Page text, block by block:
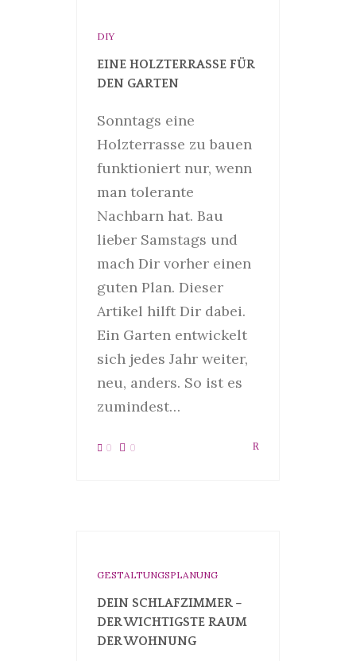
DIY
EINE HOLZTERRASSE FÜR
DEN GARTEN
Sonntags eine
Holzterrasse zu bauen
funktioniert nur, wenn
man tolerante
Nachbarn hat. Bau
lieber Samstags und
mach Dir vorher einen
guten Plan. Dieser
Artikel hilft Dir dabei.
Ein Garten entwickelt
sich jedes Jahr weiter,
neu, anders. So ist es
zumindest…
0 0
GESTALTUNGSPLANUNG
DEIN SCHLAFZIMMER –
DER WICHTIGSTE RAUM
DER WOHNUNG